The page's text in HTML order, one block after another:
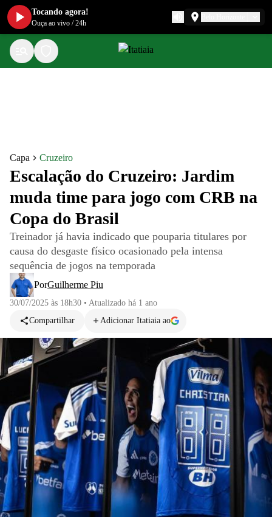
Capa Cruzeiro
Escalação do Cruzeiro: Jardim
muda time para jogo com CRB na
Copa do Brasil
Treinador já havia indicado que pouparia titulares por
causa do desgaste físico ocasionado pela intensa
sequência de jogos na temporada
PorGuilherme Piu
30/07/2025 às 18h30 • Atualizado há 1 ano
Compartilhar
Adicionar Itatiaia ao
Tocando agora!
Ouça ao vivo /24h